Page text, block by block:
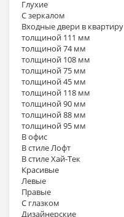
Глухие
С зеркалом
Входные двери в квартиру
толщиной 111 мм
толщиной 74 мм
толщиной 108 мм
толщиной 75 мм
толщиной 45 мм
толщиной 118 мм
толщиной 90 мм
толщиной 88 мм
толщиной 95 мм
В офис
В стиле Лофт
В стиле Хай-Тек
Красивые
Левые
Правые
С глазком
Дизайнерские